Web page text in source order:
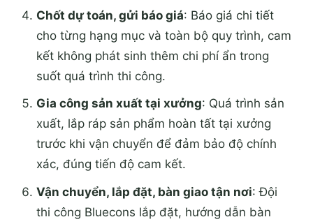
Chốt dự toán, gửi báo giá: Báo giá chi tiết
cho từng hạng mục và toàn bộ quy trình, cam
kết không phát sinh thêm chi phí ẩn trong
suốt quá trình thi công.
Gia công sản xuất tại xưởng: Quá trình sản
xuất, lắp ráp sản phẩm hoàn tất tại xưởng
trước khi vận chuyển để đảm bảo độ chính
xác, đúng tiến độ cam kết.
Vận chuyển, lắp đặt, bàn giao tận nơi: Đội
thi công Bluecons lắp đặt, hướng dẫn bàn